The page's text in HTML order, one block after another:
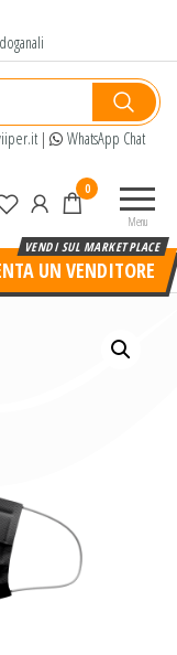
| WhatsApp Chat
Menu
0
UN VENDITORE